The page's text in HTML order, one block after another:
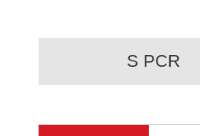
S PCR